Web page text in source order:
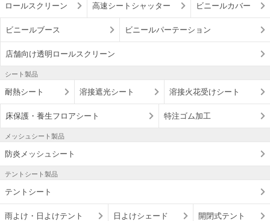
ロールスクリーン 高速シートシャッター ビニールカバー
ビニールブース ビニールパーテーション
店舗向け透明ロールスクリーン
シート製品
耐熱シート 溶接遮光シート 溶接火花受けシート
床保護・養生フロアシート 特注ゴム加工
メッシュシート製品
防炎メッシュシート
テントシート製品
テントシート
雨よけ・日よけテント 日よけシェード 開閉式テント